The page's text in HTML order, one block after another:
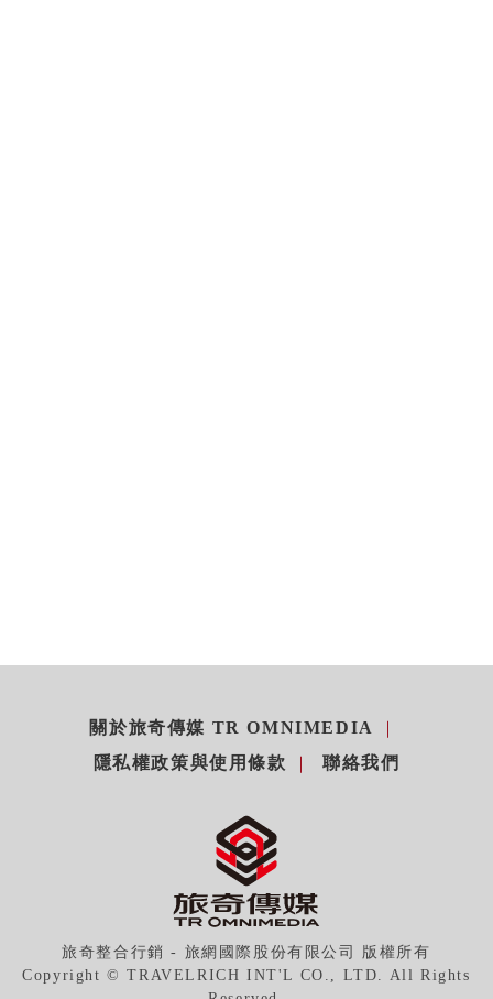
關於旅奇傳媒 TR OMNIMEDIA
隱私權政策與使用條款
聯絡我們
旅奇整合行銷 - 旅網國際股份有限公司 版權所有
Copyright © TRAVELRICH INT'L CO., LTD. All Rights